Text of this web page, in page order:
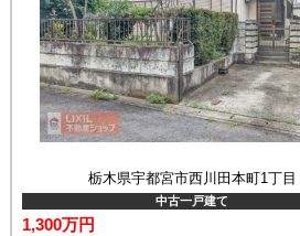
栃木県宇都宮市西川田本町1丁目
中古一戸建て
1,300万円